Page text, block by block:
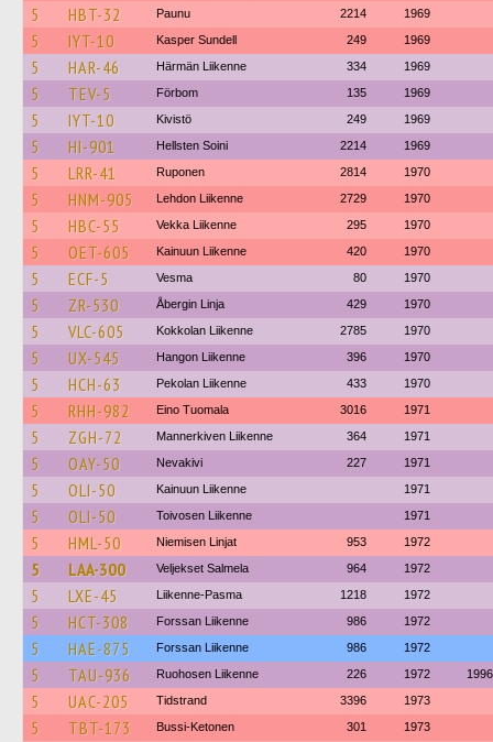
5 HBT-32 Paunu 2214 1969
5 IYT-10 Kasper Sundell 249 1969
5 HAR-46 Härmän Liikenne 334 1969
5 TEV-5 Förbom 135 1969
5 IYT-10 Kivistö 249 1969
5 HI-901 Hellsten Soini 2214 1969
5 LRR-41 Ruponen 2814 1970
5 HNM-905 Lehdon Liikenne 2729 1970
5 HBC-55 Vekka Liikenne 295 1970
5 OET-605 Kainuun Liikenne 420 1970
5 ECF-5 Vesma 80 1970
5 ZR-530 Åbergin Linja 429 1970
5 VLC-605 Kokkolan Liikenne 2785 1970
5 UX-545 Hangon Liikenne 396 1970
5 HCH-63 Pekolan Liikenne 433 1970
5 RHH-982 Eino Tuomala 3016 1971
5 ZGH-72 Mannerkiven Liikenne 364 1971
5 OAY-50 Nevakivi 227 1971
5 OLI-50 Kainuun Liikenne 1971
5 OLI-50 Toivosen Liikenne 1971
5 HML-50 Niemisen Linjat 953 1972
5 LAA-300 Veljekset Salmela 964 1972
5 LXE-45 Liikenne-Pasma 1218 1972
5 HCT-308 Forssan Liikenne 986 1972
5 HAE-875 Forssan Liikenne 986 1972
5 TAU-936 Ruohosen Liikenne 226 1972 1996
5 UAC-205 Tidstrand 3396 1973
5 TBT-173 Bussi-Ketonen 301 1973